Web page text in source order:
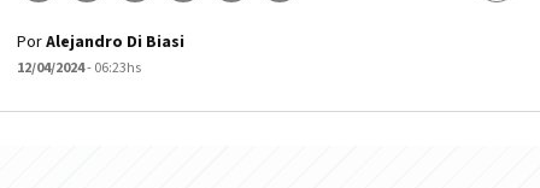
PorAlejandro Di Biasi
12/04/2024- 06:23hs